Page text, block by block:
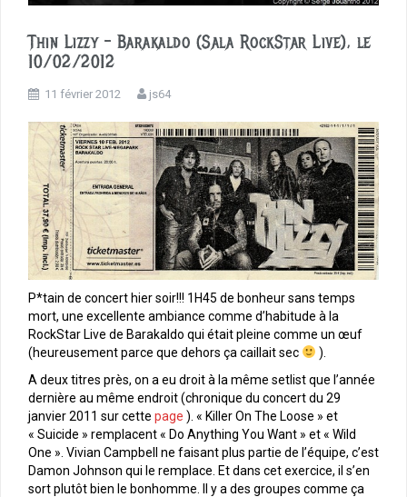
Thin Lizzy – Barakaldo (Sala RockStar Live), le
10/02/2012
11 février 2012 js64
P*tain de concert hier soir!!! 1H45 de bonheur sans temps
mort, une excellente ambiance comme d’habitude à la
RockStar Live de Barakaldo qui était pleine comme un œuf
(heureusement parce que dehors ça caillait sec
).
A deux titres près, on a eu droit à la même setlist que l’année
dernière au même endroit (chronique du concert du 29
janvier 2011 sur cette page ). « Killer On The Loose » et
« Suicide » remplacent « Do Anything You Want » et « Wild
One ». Vivian Campbell ne faisant plus partie de l’équipe, c’est
Damon Johnson qui le remplace. Et dans cet exercice, il s’en
sort plutôt bien le bonhomme. Il y a des groupes comme ça